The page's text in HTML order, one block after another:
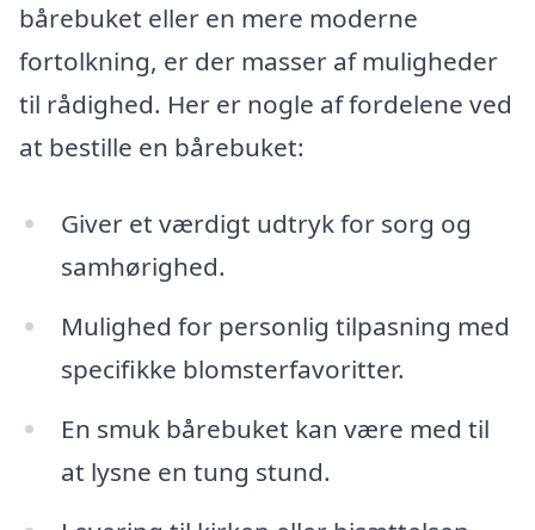
bårebuket eller en mere moderne
fortolkning, er der masser af muligheder
til rådighed. Her er nogle af fordelene ved
at bestille en bårebuket:
Giver et værdigt udtryk for sorg og
samhørighed.
Mulighed for personlig tilpasning med
specifikke blomsterfavoritter.
En smuk bårebuket kan være med til
at lysne en tung stund.